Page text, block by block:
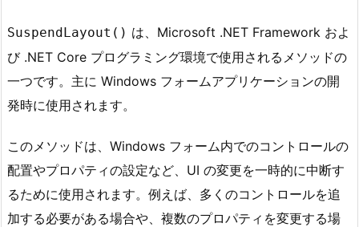
SuspendLayout() は、Microsoft .NET Framework およ
び .NET Core プログラミング環境で使用されるメソッドの
一つです。主に Windows フォームアプリケーションの開
発時に使用されます。
このメソッドは、Windows フォーム内でのコントロールの
配置やプロパティの設定など、UI の変更を一時的に中断す
るために使用されます。例えば、多くのコントロールを追
加する必要がある場合や、複数のプロパティを変更する場